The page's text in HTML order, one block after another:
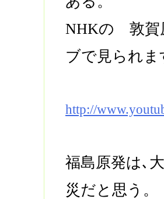
NHKの 敦賀
ブで見られま
http://
福島原発は､
災だと思う。